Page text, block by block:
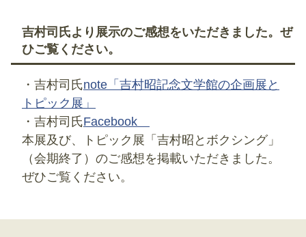
吉村司氏より展示のご感想をいただきました。ぜ
ひご覧ください。
・吉村司氏note「吉村昭記念文学館の企画展と
トピック展」
・吉村司氏Facebook
本展及び、トピック展「吉村昭とボクシング」
（会期終了）のご感想を掲載いただきました。
ぜひご覧ください。